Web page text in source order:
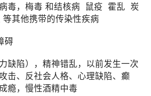
毒，梅毒 和结核病 鼠疫 霍乱 炭
其他携带的传染性疾病
碍
缺陷），精神错乱，以前发生一次
击、反社会人格、心理缺陷、癫
瘾，慢性酒精中毒